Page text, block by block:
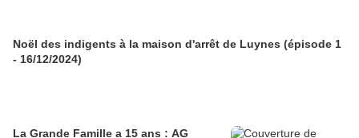
Noël des indigents à la maison d'arrêt de Luynes (épisode 1
- 16/12/2024)
La Grande Famille a 15 ans : AG